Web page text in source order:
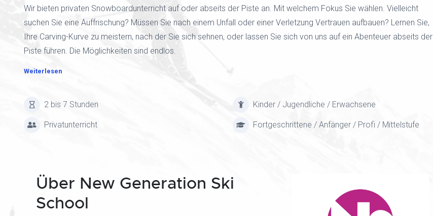
Wir bieten privaten Snowboardunterricht auf oder abseits der Piste an. Mit welchem Fokus Sie wählen. Vielleicht
suchen Sie eine Auffrischung? Müssen Sie nach einem Unfall oder einer Verletzung Vertrauen aufbauen? Lernen Sie,
Ihre Carving-Kurve zu meistern, nach der Sie sich sehnen, oder lassen Sie sich von uns auf ein Abenteuer abseits der
Piste führen. Die Möglichkeiten sind endlos.
Weiterlesen
2 bis 7 Stunden Kinder / Jugendliche / Erwachsene
Privatunterricht Fortgeschrittene / Anfänger / Profi / Mittelstufe
Über New Generation Ski
School